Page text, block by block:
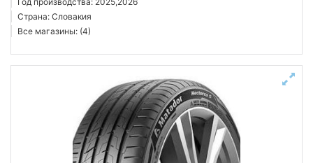
Страна: Словакия
Все магазины: (4)